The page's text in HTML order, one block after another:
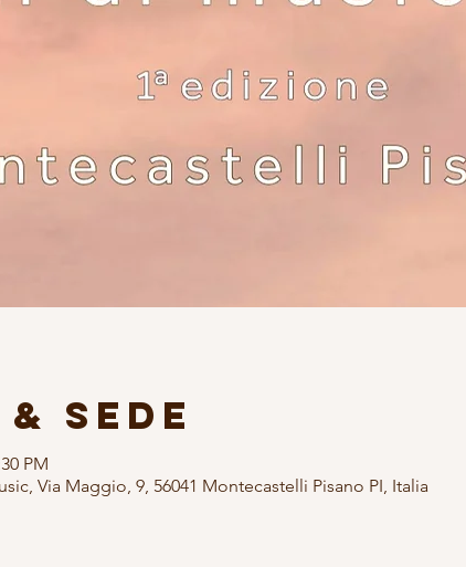
Sede
PM
Via Maggio, 9, 56041 Montecastelli Pisano PI, Italia